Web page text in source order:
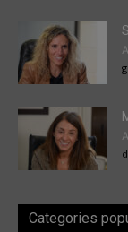
Categories